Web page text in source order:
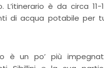
L’itinerario è da circa
di acqua potabile per
è un po’ più